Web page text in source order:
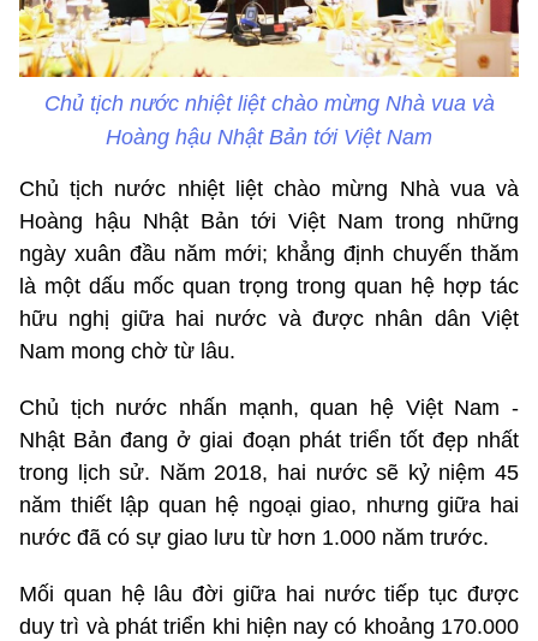
Chủ tịch nước nhiệt liệt chào mừng Nhà vua và
Hoàng hậu Nhật Bản tới Việt Nam
Chủ tịch nước nhiệt liệt chào mừng Nhà vua và
Hoàng hậu Nhật Bản tới Việt Nam trong những
ngày xuân đầu năm mới; khẳng định chuyến thăm
là một dấu mốc quan trọng trong quan hệ hợp tác
hữu nghị giữa hai nước và được nhân dân Việt
Nam mong chờ từ lâu.
Chủ tịch nước nhấn mạnh, quan hệ Việt Nam -
Nhật Bản đang ở giai đoạn phát triển tốt đẹp nhất
trong lịch sử. Năm 2018, hai nước sẽ kỷ niệm 45
năm thiết lập quan hệ ngoại giao, nhưng giữa hai
nước đã có sự giao lưu từ hơn 1.000 năm trước.
Mối quan hệ lâu đời giữa hai nước tiếp tục được
duy trì và phát triển khi hiện nay có khoảng 170.000